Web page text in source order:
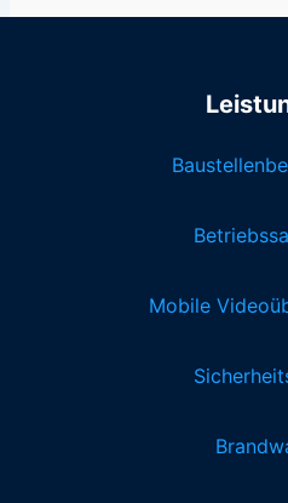
Mobile